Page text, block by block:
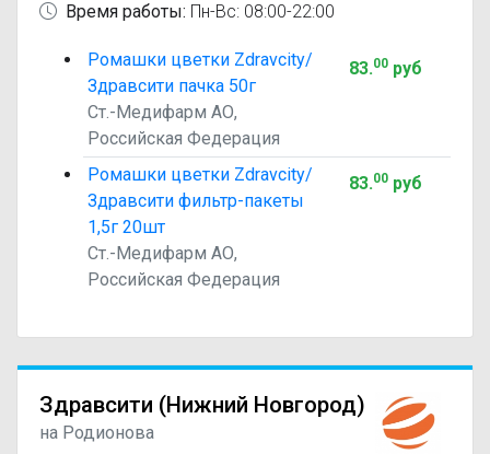
Время работы: Пн-Вс: 08:00-22:00
Ромашки цветки Zdravcity/
Здравсити пачка 50г
Ст.-Медифарм АО,
Российская Федерация
83.00руб
Ромашки цветки Zdravcity/
Здравсити фильтр-пакеты
1,5г 20шт
Ст.-Медифарм АО,
Российская Федерация
83.00руб
Здравсити (‎Нижний Новгород)
на Родионова